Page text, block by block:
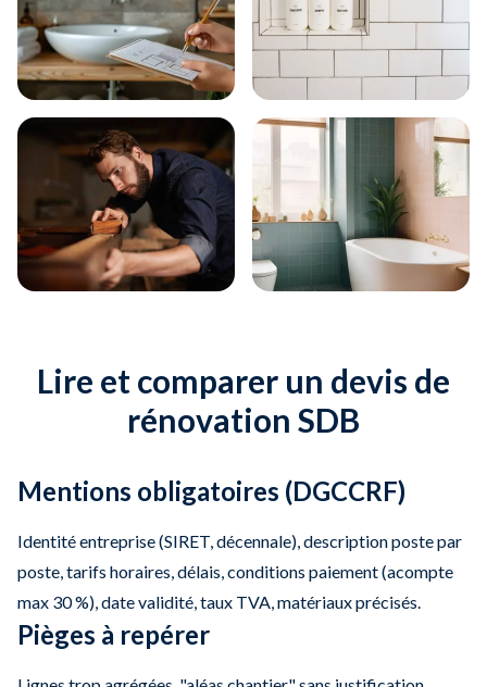
Lire et comparer un devis de
rénovation SDB
Mentions obligatoires (DGCCRF)
Identité entreprise (SIRET, décennale), description poste par
poste, tarifs horaires, délais, conditions paiement (acompte
max 30 %), date validité, taux TVA, matériaux précisés.
Pièges à repérer